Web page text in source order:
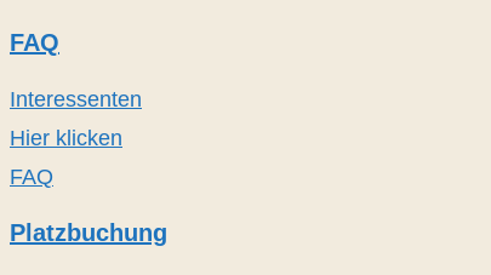
FAQ
Interessenten
Hier klicken
FAQ
Platzbuchung